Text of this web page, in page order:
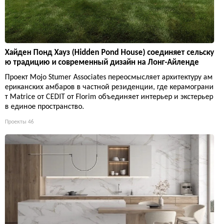
Хайден Понд Хауз (Hidden Pond House) соединяет сельску
ю традицию и современный дизайн на Лонг-Айленде
Проект Mojo Stumer Associates переосмысляет архитектуру ам
ериканских амбаров в частной резиденции, где керамограни
т Matrice от CEDIT от Florim объединяет интерьер и экстерьер
в единое пространство.
Проекты 46